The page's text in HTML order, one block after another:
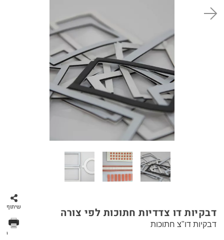
שיתוף דבקיות דו צדדיות חתוכות לפי צורה
הדפס
דבקיות דו"צ חתוכות